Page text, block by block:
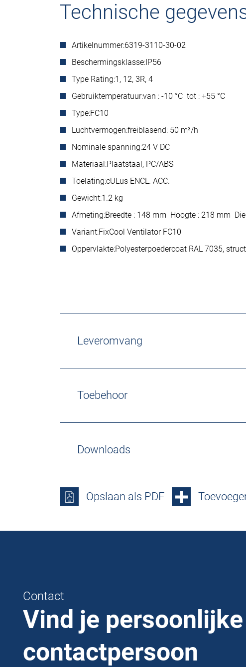
Technische
Artikelnummer:6319-3110-30-02
Beschermingsklasse:IP56
Type Rating:1, 12, 3R, 4
Gebruiktemperatuur:van : -10 °C tot : +55 °C
Type:FC10
Luchtvermogen:freiblasend: 50 m³/h
Nominale spanning:24 V DC
Materiaal:Plaatstaal, PC/ABS
Toelating:cULus ENCL. ACC.
Gewicht:1.2 kg
Afmeting:Breedte : 148 mm Hoogte : 218 mm
Variant:FixCool Ventilator FC10
Oppervlakte:Polyesterpoedercoat RAL 7035,
Leveromvang
Toebehoor
Downloads
Opslaan als PDF
Contact
Vind je persoonlijke
contactpersoon